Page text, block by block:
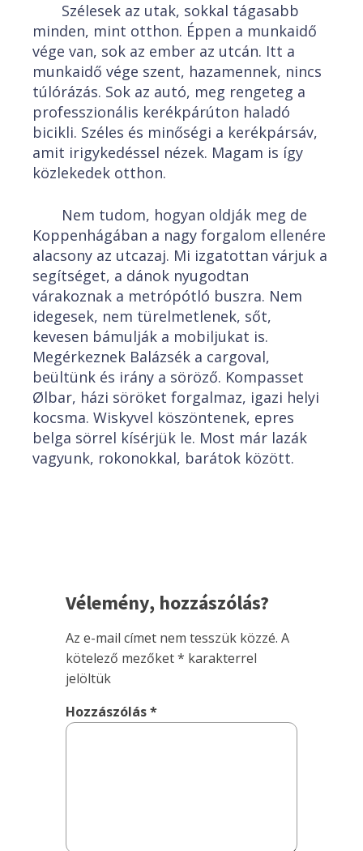
Szélesek az utak, sokkal tágasabb
minden, mint otthon. Éppen a munkaidő
vége van, sok az ember az utcán. Itt a
munkaidő vége szent, hazamennek, nincs
túlórázás. Sok az autó, meg rengeteg a
professzionális kerékpárúton haladó
bicikli. Széles és minőségi a kerékpársáv,
amit irigykedéssel nézek. Magam is így
közlekedek otthon.
Nem tudom, hogyan oldják meg de
Koppenhágában a nagy forgalom ellenére
alacsony az utcazaj. Mi izgatottan várjuk a
segítséget, a dánok nyugodtan
várakoznak a metrópótló buszra. Nem
idegesek, nem türelmetlenek, sőt,
kevesen bámulják a mobiljukat is.
Megérkeznek Balázsék a cargoval,
beültünk és irány a söröző. Kompasset
Ølbar, házi söröket forgalmaz, igazi helyi
kocsma. Wiskyvel köszöntenek, epres
belga sörrel kísérjük le. Most már lazák
vagyunk, rokonokkal, barátok között.
Vélemény, hozzászólás?
Az e-mail címet nem tesszük közzé. A
kötelező mezőket* karakterrel
jelöltük
Hozzászólás*